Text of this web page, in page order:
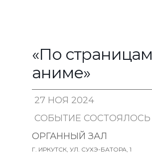
«По страницам
аниме»
27 НОЯ 2024
СОБЫТИЕ СОСТОЯЛОСЬ
ОРГАННЫЙ ЗАЛ
Г. ИРКУТСК, УЛ. СУХЭ-БАТОРА, 1